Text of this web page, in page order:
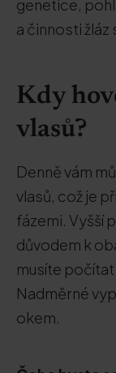
genetice,
a činnosti žláz
Kdy
vlasů?
Denně vám
vlasů, což je
fázemi. Vyšší
důvodem k
musíte počítat
Nadměrné
okem.